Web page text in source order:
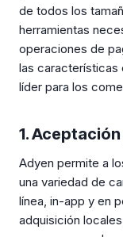
de todos los
herramientas
operaciones de
las características
líder para los
1.
Adyen permite a
una variedad de
línea, in-app y en
adquisición